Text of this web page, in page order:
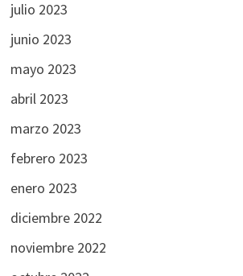
julio 2023
junio 2023
mayo 2023
abril 2023
marzo 2023
febrero 2023
enero 2023
diciembre 2022
noviembre 2022